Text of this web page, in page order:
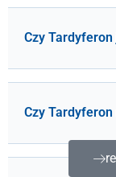
Czy
Czy